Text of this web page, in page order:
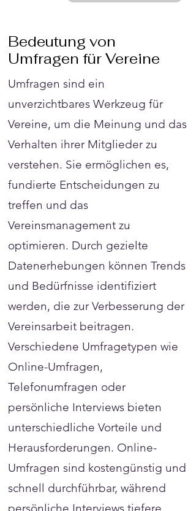
Bedeutung von
Umfragen für Vereine
Umfragen sind ein
unverzichtbares Werkzeug für
Vereine, um die Meinung und das
Verhalten ihrer Mitglieder zu
verstehen. Sie ermöglichen es,
fundierte Entscheidungen zu
treffen und das
Vereinsmanagement zu
optimieren. Durch gezielte
Datenerhebungen können Trends
und Bedürfnisse identifiziert
werden, die zur Verbesserung der
Vereinsarbeit beitragen.
Verschiedene Umfragetypen wie
Online-Umfragen,
Telefonumfragen oder
persönliche Interviews bieten
unterschiedliche Vorteile und
Herausforderungen. Online-
Umfragen sind kostengünstig und
schnell durchführbar, während